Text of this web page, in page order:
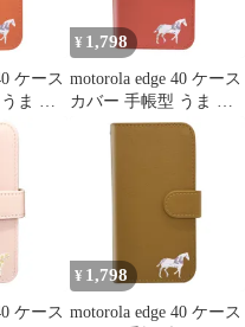
ケース
ま 馬
40カ
¥ 1,798
motorola edge 40 ケース
カバー 手帳型 うま 馬
edge 40ケース edge 40カ
バー edge40ケース
ケース
¥ 1,798
motorola edge 40 ケース